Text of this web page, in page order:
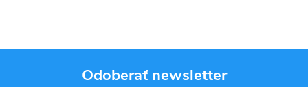
Odoberať newsletter